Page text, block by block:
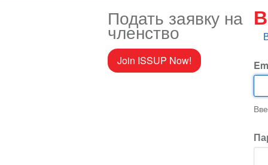
Подать заявку на
членство
Join ISSUP Now!